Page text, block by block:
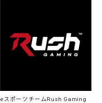
eスポーツチームRush Gaming